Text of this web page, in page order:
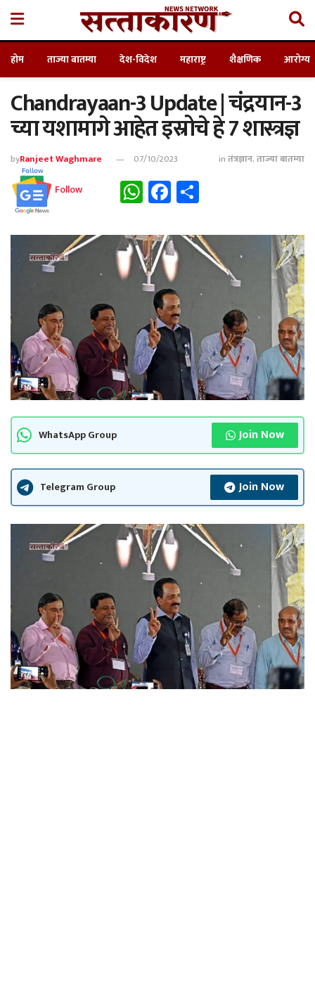
होम ताज्या बातम्या देश-विदेश महाराष्ट्र शैक्षणिक आरोग्य
Chandrayaan-3 Update | चंद्रयान-3
च्या यशामागे आहेत इस्रोचे हे 7 शास्त्रज्ञ
byRanjeet Waghmare 07/10/2023 inतंत्रज्ञान,ताज्या बातम्या
Follow WhatsApp
Facebook
WhatsApp Group Join Now
Telegram Group Join Now